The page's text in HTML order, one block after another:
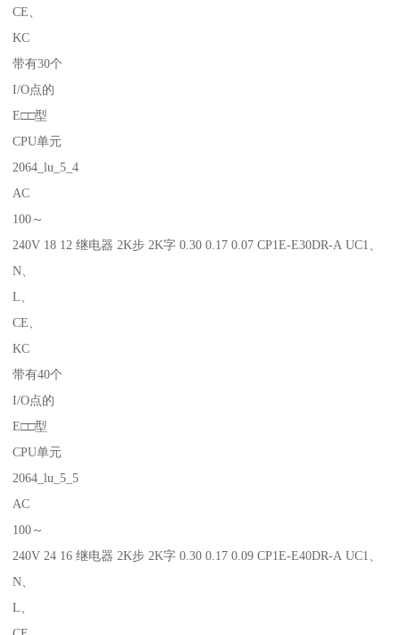
CE、
KC
带有30个
I/O点的
E□□型
CPU单元
2064_lu_5_4
AC
100～
240V 18 12 继电器 2K步 2K字 0.30 0.17 0.07 CP1E-E30DR-A UC1、
N、
L、
CE、
KC
带有40个
I/O点的
E□□型
CPU单元
2064_lu_5_5
AC
100～
240V 24 16 继电器 2K步 2K字 0.30 0.17 0.09 CP1E-E40DR-A UC1、
N、
L、